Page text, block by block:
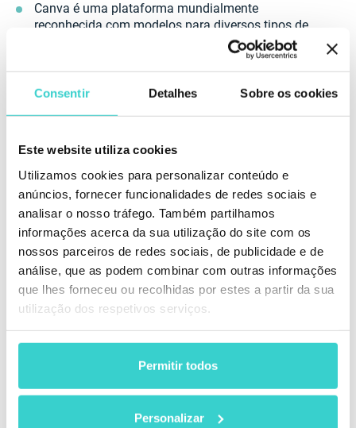
Consentir Detalhes Sobre os cookies
Este website utiliza cookies
Utilizamos cookies para personalizar conteúdo e
anúncios, fornecer funcionalidades de redes sociais e
analisar o nosso tráfego. Também partilhamos
informações acerca da sua utilização do site com os
nossos parceiros de redes sociais, de publicidade e de
análise, que as podem combinar com outras informações
que lhes forneceu ou recolhidas por estes a partir da sua
utilização dos respetivos serviços.
Permitir todos
Personalizar
Canva é uma plataforma mundialmente
reconhecida com modelos para diversos tipos de
conteúdo, como logotipos, embalagens e cartões
Unsplash é um banco de imagens com milhões de
Aplicativo móvel vs. site: o que é melhor para